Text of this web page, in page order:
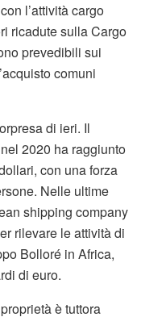
l’attività cargo
ricadute sulla Cargo
prevedibili sui
comuni
di ieri. Il
2020 ha raggiunto
con una forza
Nelle ultime
shipping company
rilevare le attività di
Bolloré in Africa,
di euro.
è tuttora